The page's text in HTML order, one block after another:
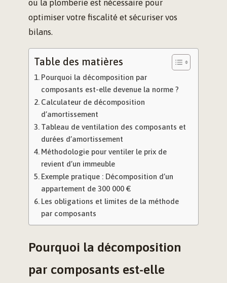
ou la plomberie est nécessaire pour
optimiser votre fiscalité et sécuriser vos
bilans.
Table des matières
Pourquoi la décomposition par
composants est-elle devenue la norme ?
Calculateur de décomposition
d’amortissement
Tableau de ventilation des composants et
durées d’amortissement
Méthodologie pour ventiler le prix de
revient d’un immeuble
Exemple pratique : Décomposition d’un
appartement de 300 000 €
Les obligations et limites de la méthode
par composants
Pourquoi la décomposition
par composants est-elle